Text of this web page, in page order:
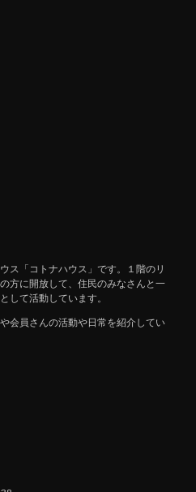
ス「コトナハウス」です。１階のリ
方に開放して、住民のみなさんと一
して活動しています。
会員さんの活動や日常を紹介してい